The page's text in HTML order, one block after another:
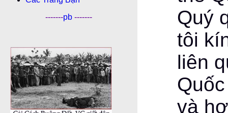
-------pb -------
Quý
tôi
liên
và